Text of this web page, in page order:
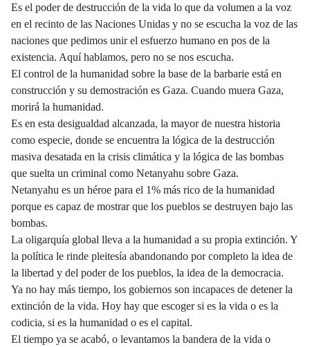
Es el poder de destrucción de la vida lo que da volumen a la voz
en el recinto de las Naciones Unidas y no se escucha la voz de las
naciones que pedimos unir el esfuerzo humano en pos de la
existencia. Aquí hablamos, pero no se nos escucha.
El control de la humanidad sobre la base de la barbarie está en
construcción y su demostración es Gaza. Cuando muera Gaza,
morirá la humanidad.
Es en esta desigualdad alcanzada, la mayor de nuestra historia
como especie, donde se encuentra la lógica de la destrucción
masiva desatada en la crisis climática y la lógica de las bombas
que suelta un criminal como Netanyahu sobre Gaza.
Netanyahu es un héroe para el 1% más rico de la humanidad
porque es capaz de mostrar que los pueblos se destruyen bajo las
bombas.
La oligarquía global lleva a la humanidad a su propia extinción. Y
la política le rinde pleitesía abandonando por completo la idea de
la libertad y del poder de los pueblos, la idea de la democracia.
Ya no hay más tiempo, los gobiernos son incapaces de detener la
extinción de la vida. Hoy hay que escoger si es la vida o es la
codicia, si es la humanidad o es el capital.
El tiempo ya se acabó, o levantamos la bandera de la vida o